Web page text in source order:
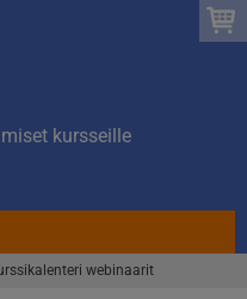
kursseille
webinaarit